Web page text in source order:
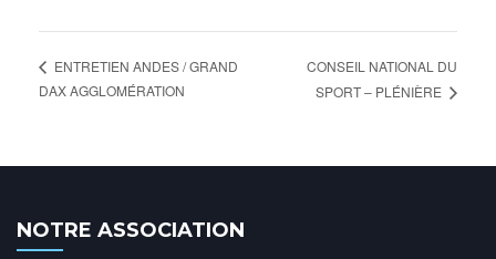
ENTRETIEN ANDES / GRAND
DAX AGGLOMÉRATION
CONSEIL NATIONAL DU
SPORT – PLÉNIÈRE
NOTRE ASSOCIATION